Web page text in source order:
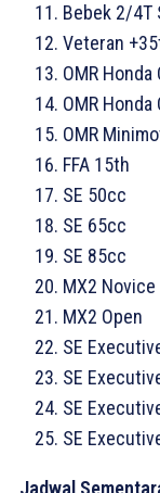
Bebek 2/4T
Veteran
OMR Honda
OMR
OMR
FFA 15th
SE 50cc
SE 65cc
SE 85cc
MX2 Novice
MX2 Open
SE
SE
SE
SE
Jadwal